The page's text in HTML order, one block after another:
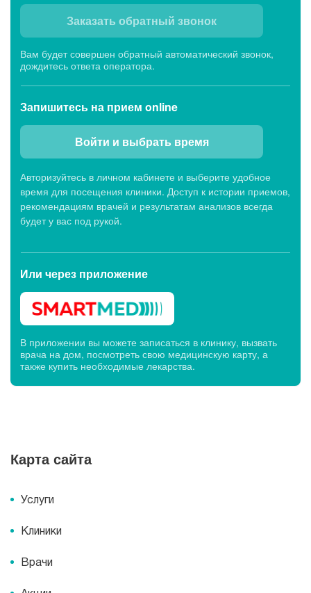
Заказать обратный звонок
Вам будет совершен обратный автоматический звонок,
дождитесь ответа оператора.
Запишитесь на прием online
Войти и выбрать время
Авторизуйтесь в личном кабинете и выберите удобное
время для посещения клиники. Доступ к истории приемов,
рекомендациям врачей и результатам анализов всегда
будет у вас под рукой.
Или через приложение
В приложении вы можете записаться в клинику, вызвать
врача на дом, посмотреть свою медицинскую карту, а
также купить необходимые лекарства.
Карта сайта
Услуги
Клиники
Врачи